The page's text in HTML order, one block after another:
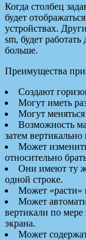
Когда столбец
будет
устройствах.
sm, будет
больше.
Преимущества
Создают
Могут иметь
Могут
Возможность
затем
Может
относительно
Они имеют ту
одной строке.
Может «расти»
Может
вертикали по
экрана.
Может